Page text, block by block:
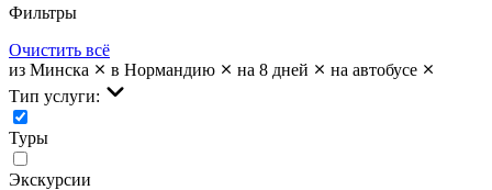
Фильтры
Очистить всё
из Минска
в Нормандию на 8 дней
на автобусе
Тип услуги:
Туры
Экскурсии